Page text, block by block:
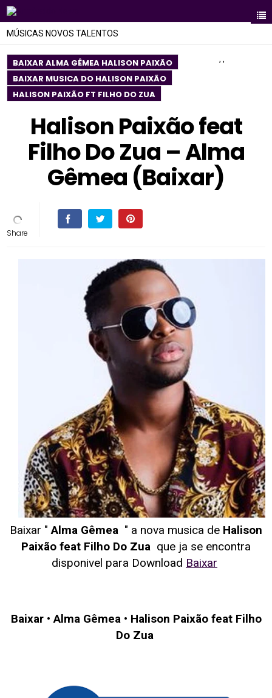
MÚSICAS NOVOS TALENTOS
BAIXAR ALMA GÊMEA HALISON PAIXÃO ,
BAIXAR MUSICA DO HALISON PAIXÃO
,
HALISON PAIXÃO FT FILHO DO ZUA
Halison Paixão feat
Filho Do Zua – Alma
Gêmea (Baixar)
Baixar " Alma Gêmea " a nova musica de Halison
Paixão feat Filho Do Zua que ja se encontra
disponivel para Download Baixar
Baixar• Alma Gêmea • Halison Paixão feat Filho
Do Zua